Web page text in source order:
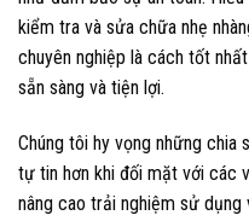
kiểm tra và sửa chữa nhẹ
chuyên nghiệp là cách tốt
sẵn sàng và tiện lợi.
Chúng tôi hy vọng những chia
tự tin hơn khi đối mặt với các
nâng cao trải nghiệm sử